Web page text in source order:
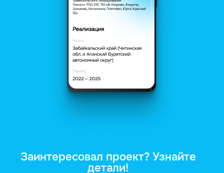
Заинтересовал проект? Узнайте
детали!